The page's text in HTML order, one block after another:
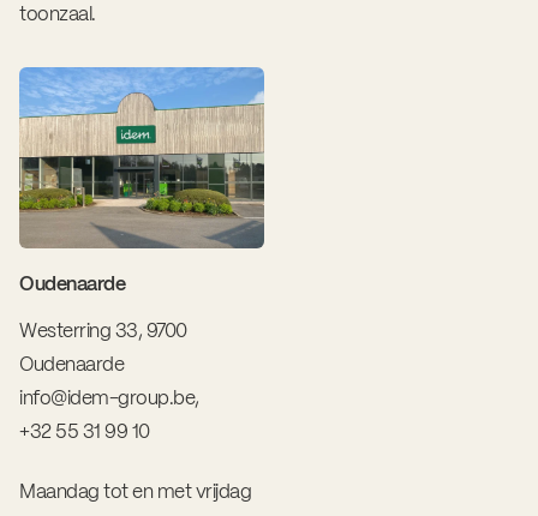
toonzaal.
Oudenaarde
Westerring 33, 9700
Oudenaarde
info@idem-group.be,
+32 55 31 99 10
Maandag tot en met vrijdag